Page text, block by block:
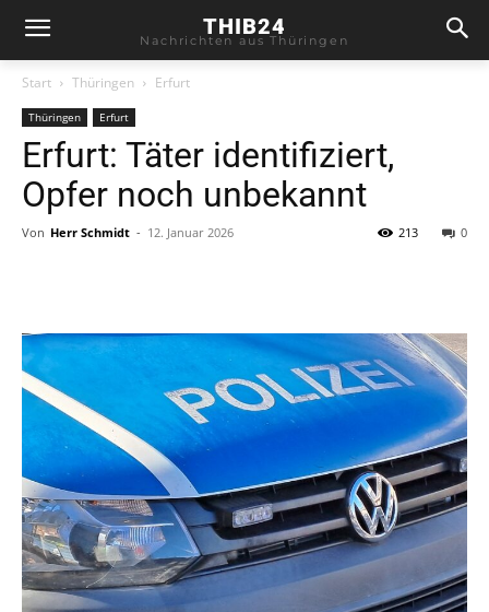
THIB24
Nachrichten aus Thüringen
Start Thüringen Erfurt
Thüringen Erfurt
Erfurt: Täter identifiziert,
Opfer noch unbekannt
Von Herr Schmidt - 12. Januar 2026 0
213